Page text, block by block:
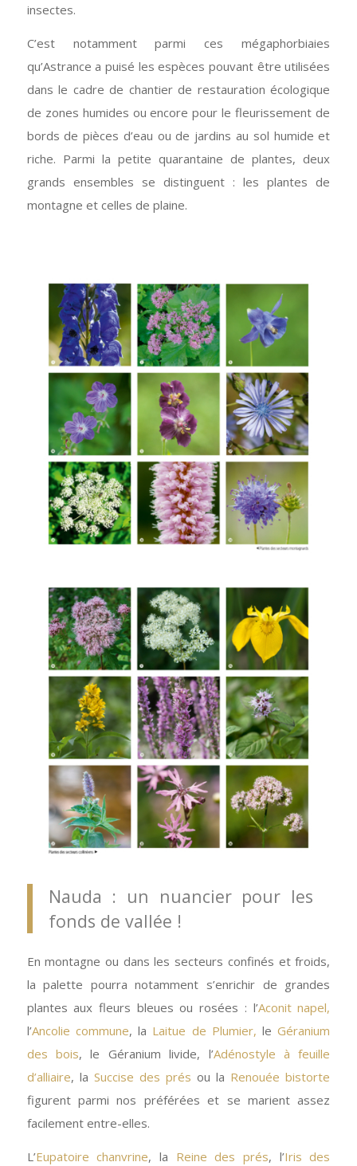
insectes.
C’est notamment parmi ces mégaphorbiaies
qu’Astrance a puisé les espèces pouvant être utilisées
dans le cadre de chantier de restauration écologique
de zones humides ou encore pour le fleurissement de
bords de pièces d’eau ou de jardins au sol humide et
riche. Parmi la petite quarantaine de plantes, deux
grands ensembles se distinguent : les plantes de
montagne et celles de plaine.
Nauda : un nuancier pour les
fonds de vallée !
En montagne ou dans les secteurs confinés et froids,
la palette pourra notamment s’enrichir de grandes
plantes aux fleurs bleues ou rosées : l’Aconit napel,
l’Ancolie commune, la Laitue de Plumier, leGéranium
des bois, le Géranium livide, l’Adénostyle à feuille
d’alliaire, la Succise des prés ou la Renouée bistorte
figurent parmi nos préférées et se marient assez
facilement entre-elles.
L’Eupatoire chanvrine, la Reine des prés, l’Iris des